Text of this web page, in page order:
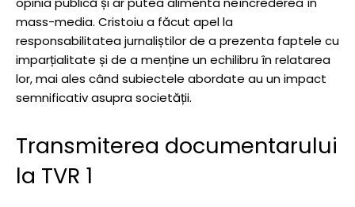
mass-media. Cristoiu a făcut apel la
responsabilitatea jurnaliștilor de a prezenta faptele cu
imparțialitate și de a menține un echilibru în relatarea
lor, mai ales când subiectele abordate au un impact
semnificativ asupra societății.
Transmiterea documentarului
la TVR 1